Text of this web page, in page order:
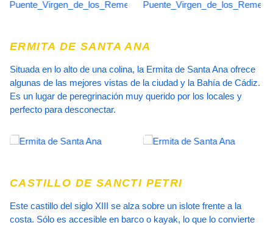
ERMITA DE SANTA ANA
Situada en lo alto de una colina, la Ermita de Santa Ana ofrece
algunas de las mejores vistas de la ciudad y la Bahía de Cádiz.
Es un lugar de peregrinación muy querido por los locales y
perfecto para desconectar.
CASTILLO DE SANCTI PETRI
Este castillo del siglo XIII se alza sobre un islote frente a la
costa. Sólo es accesible en barco o kayak, lo que lo convierte